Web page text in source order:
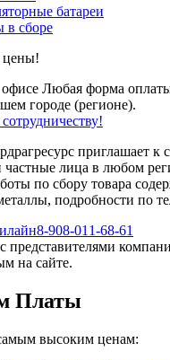
батареи
в сборе
цены!
офисе Любая форма
городе (регионе).
приглашает к
частные лица в любом
по сбору товара
подробности по
8-908-011-68-61
представителями
на сайте.
Платы
высоким ценам: